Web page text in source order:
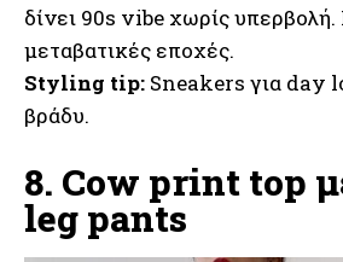
δίνει 90s vibe χωρίς υπερβολή.
μεταβατικές εποχές.
Styling tip: Sneakers για day
βράδυ.
8. Cow print top
leg pants